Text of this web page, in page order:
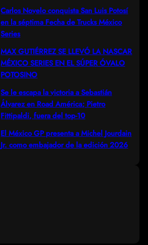
Carlos Novelo conquista San Luis Potosí
en la séptima Fecha de Trucks México
Series
MAX GUTIÉRREZ SE LLEVÓ LA NASCAR
MÉXICO SERIES EN EL SÚPER ÓVALO
POTOSINO
Se le escapa la victoria a Sebastián
Álvarez en Road América; Pietro
Fittipaldi, fuera del top-10
El México GP presenta a Michel Jourdain
Jr. como embajador de la edición 2026